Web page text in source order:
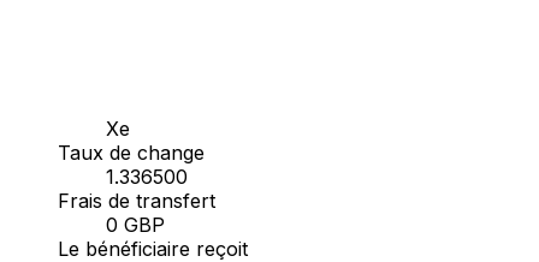
Xe
Taux de change
1.336500
Frais de transfert
0 GBP
Le bénéficiaire reçoit